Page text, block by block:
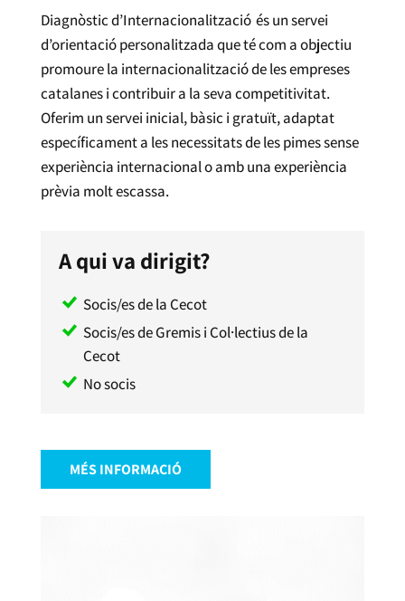
Diagnòstic d’Internacionalització és un servei
d’orientació personalitzada que té com a objectiu
promoure la internacionalització de les empreses
catalanes i contribuir a la seva competitivitat.
Oferim un servei inicial, bàsic i gratuït, adaptat
específicament a les necessitats de les pimes sense
experiència internacional o amb una experiència
prèvia molt escassa.
A qui va dirigit?
Socis/es de la Cecot
Socis/es de Gremis i Col·lectius de la
Cecot
No socis
MÉS INFORMACIÓ